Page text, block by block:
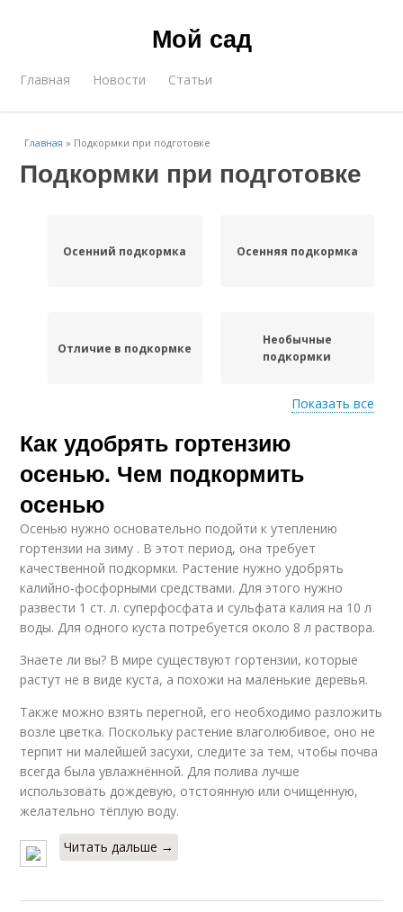
Мой сад
Главная Новости Статьи
Главная » Подкормки при подготовке
Подкормки при подготовке
Осенний подкормка Осенняя подкормка
Отличие в подкормке
Необычные
подкормки
Подкормки для
гортензии
Натуральные
подкормки
Показать все
Как удобрять гортензию
осенью. Чем подкормить
осенью
Осенью нужно основательно подойти к утеплению
гортензии на зиму . В этот период, она требует
качественной подкормки. Растение нужно удобрять
калийно-фосфорными средствами. Для этого нужно
развести 1 ст. л. суперфосфата и сульфата калия на 10 л
воды. Для одного куста потребуется около 8 л раствора.
Знаете ли вы? В мире существуют гортензии, которые
растут не в виде куста, а похожи на маленькие деревья.
Также можно взять перегной, его необходимо разложить
возле цветка. Поскольку растение влаголюбивое, оно не
терпит ни малейшей засухи, следите за тем, чтобы почва
всегда была увлажнённой. Для полива лучше
использовать дождевую, отстоянную или очищенную,
желательно тёплую воду.
Читать дальше →